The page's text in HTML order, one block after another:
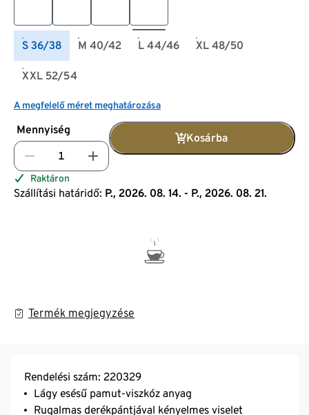
S 36/38 M 40/42 L 44/46 XL 48/50
XXL 52/54
A megfelelő méret meghatározása
Mennyiség
Kosárba
Raktáron
Szállítási határidő: P., 2026. 08. 14. - P., 2026. 08. 21.
Termék megjegyzése
Rendelési szám: 220329
Lágy esésű pamut-viszkóz anyag
Rugalmas derékpántjával kényelmes viselet